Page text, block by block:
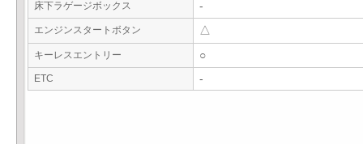
床下ラゲージボックス -
エンジンスタートボタン △
キーレスエントリー ○
ETC -